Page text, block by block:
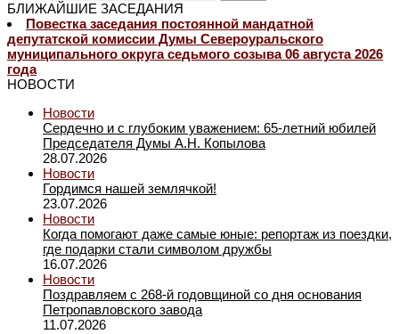
БЛИЖАЙШИЕ ЗАСЕДАНИЯ
Повестка заседания постоянной мандатной
депутатской комиссии Думы Североуральского
муниципального округа седьмого созыва 06 августа 2026
года
НОВОСТИ
Новости
Сердечно и с глубоким уважением: 65-летний юбилей
Председателя Думы А.Н. Копылова
28.07.2026
Новости
Гордимся нашей землячкой!
23.07.2026
Новости
Когда помогают даже самые юные: репортаж из поездки,
где подарки стали символом дружбы
16.07.2026
Новости
Поздравляем с 268-й годовщиной со дня основания
Петропавловского завода
11.07.2026